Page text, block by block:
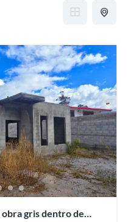
obra gris dentro de